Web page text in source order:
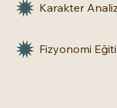
Karakter
Fizyonomi